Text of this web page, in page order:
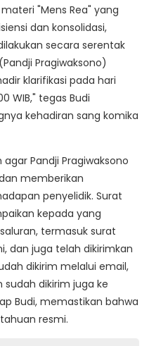
"Mens Rea" yang
dan konsolidasi,
secara serentak
Pragiwaksono)
klarifikasi pada hari
WIB," tegas Budi
kehadiran sang komika
Pandji Pragiwaksono
memberikan
penyelidik. Surat
kepada yang
termasuk surat
dan juga telah dikirimkan
dikirim melalui email,
dikirim juga ke
Budi, memastikan bahwa
resmi.